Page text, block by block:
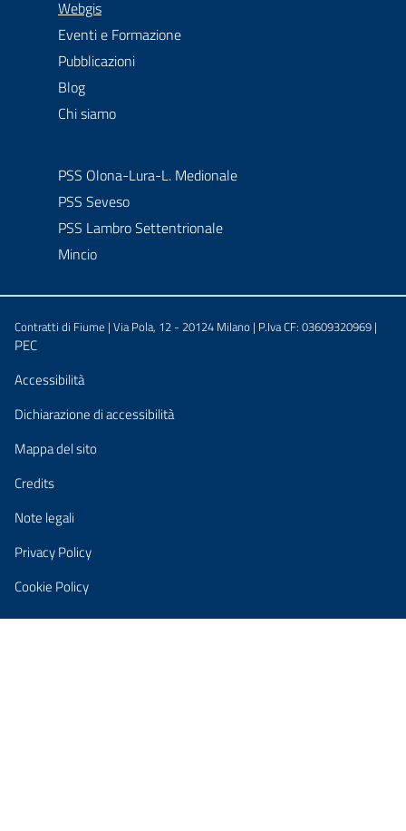
Webgis
Eventi e Formazione
Pubblicazioni
Blog
Chi siamo
PSS Olona-Lura-L. Medionale
PSS Seveso
PSS Lambro Settentrionale
Mincio
Contratti di Fiume | Via Pola, 12 - 20124 Milano | P.Iva CF: 03609320969 |
PEC
Sezione Link Utili
Accessibilità
Dichiarazione di accessibilità
Mappa del sito
Credits
Note legali
Privacy Policy
Cookie Policy